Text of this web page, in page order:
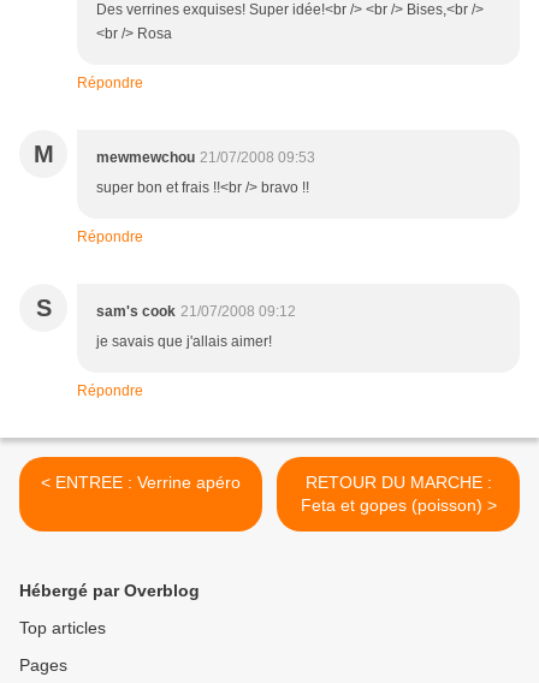
Des verrines exquises! Super idée!<br /> <br /> Bises,<br />
<br /> Rosa
Répondre
M mewmewchou 21/07/2008 09:53
super bon et frais !!<br /> bravo !!
Répondre
S sam's cook 21/07/2008 09:12
je savais que j'allais aimer!
Répondre
< ENTREE : Verrine apéro
RETOUR DU MARCHE :
Feta et gopes (poisson) >
Hébergé par Overblog
Top articles
Pages